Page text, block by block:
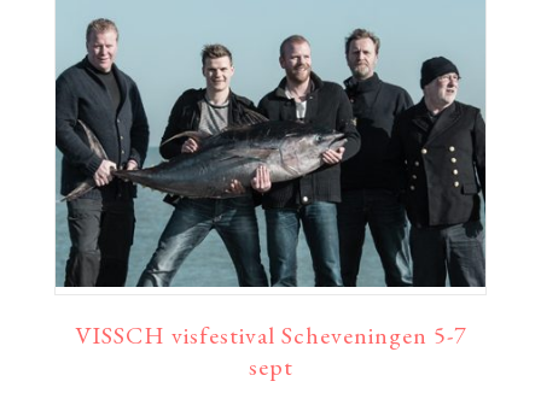
VISSCH visfestival Scheveningen 5-7
sept